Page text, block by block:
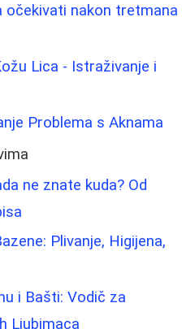
očekivati nakon tretmana
Lica - Istraživanje i
Problema s Aknama
ne znate kuda? Od
Plivanje, Higijena,
i Bašti: Vodič za
Ljubimaca